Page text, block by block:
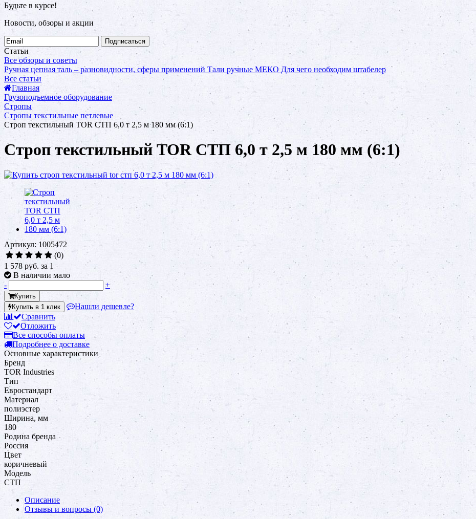
Будьте в курсе!
Новости, обзоры и акции
Подписаться
Статьи
Все обзоры и советы
Ручная цепная таль – разновидности, сферы применений Тали ручные МЕКО Для чего необходим штабелер
Все статьи
Главная
Грузоподъемное оборудование
Стропы
Стропы текстильные петлевые
Строп текстильный TOR СТП 6,0 т 2,5 м 180 мм (6:1)
Строп текстильный TOR СТП 6,0 т 2,5 м 180 мм (6:1)
Артикул: 1005472
(0)
1 578 руб. за 1
В наличии мало
-
+
Купить
Купить в 1 клик
Нашли дешевле?
Сравнить
Отложить
Все способы оплаты
Подробнее о доставке
Основные характеристики
Бренд
TOR Industries
Тип
Евростандарт
Материал
полиэстер
Ширина, мм
180
Родина бренда
Россия
Цвет
коричневый
Модель
СТП
Описание
Отзывы и вопросы (0)